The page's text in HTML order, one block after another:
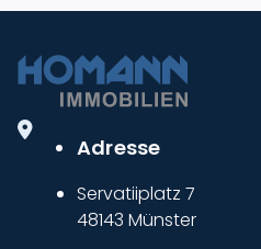
Adresse
Servatiiplatz 7
48143 Münster